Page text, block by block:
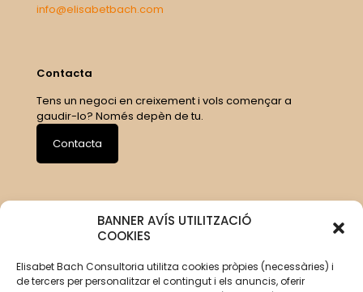
BANNER AVÍS UTILITZACIÓ
COOKIES
Elisabet Bach Consultoria utilitza cookies pròpies (necessàries) i
de tercers per personalitzar el contingut i els anuncis, oferir
info@elisabetbach.com
Contacta
Tens un negoci en creixement i vols començar a
gaudir-lo? Només depèn de tu.
Contacta